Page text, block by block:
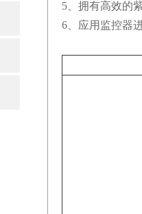
5、拥有高效的
6、应用监控器